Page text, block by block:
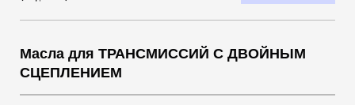
Масла для ТРАНСМИССИЙ С ДВОЙНЫМ
СЦЕПЛЕНИЕМ